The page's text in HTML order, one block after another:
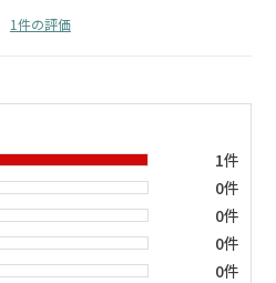
1件の評価
1件
0件
0件
0件
0件